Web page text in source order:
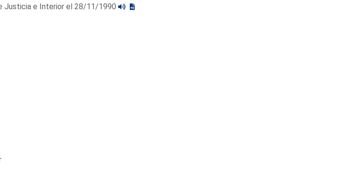
Justicia e Interior el 28/11/1990